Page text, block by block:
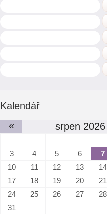
Kalendář
«
srpen 2026
3
4 5 6 7
10
11 12 13 14
17
18 19 20 21
24
25 26 27 28
31